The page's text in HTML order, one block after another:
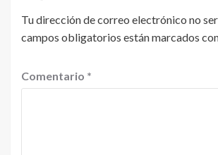
Tu dirección de correo electrónico no
campos obligatorios están marcados
Comentario *